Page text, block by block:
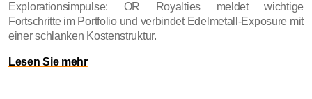
Explorationsimpulse: OR Royalties meldet wichtige
Fortschritte im Portfolio und verbindet Edelmetall-Exposure mit
einer schlanken Kostenstruktur.
Lesen Sie mehr